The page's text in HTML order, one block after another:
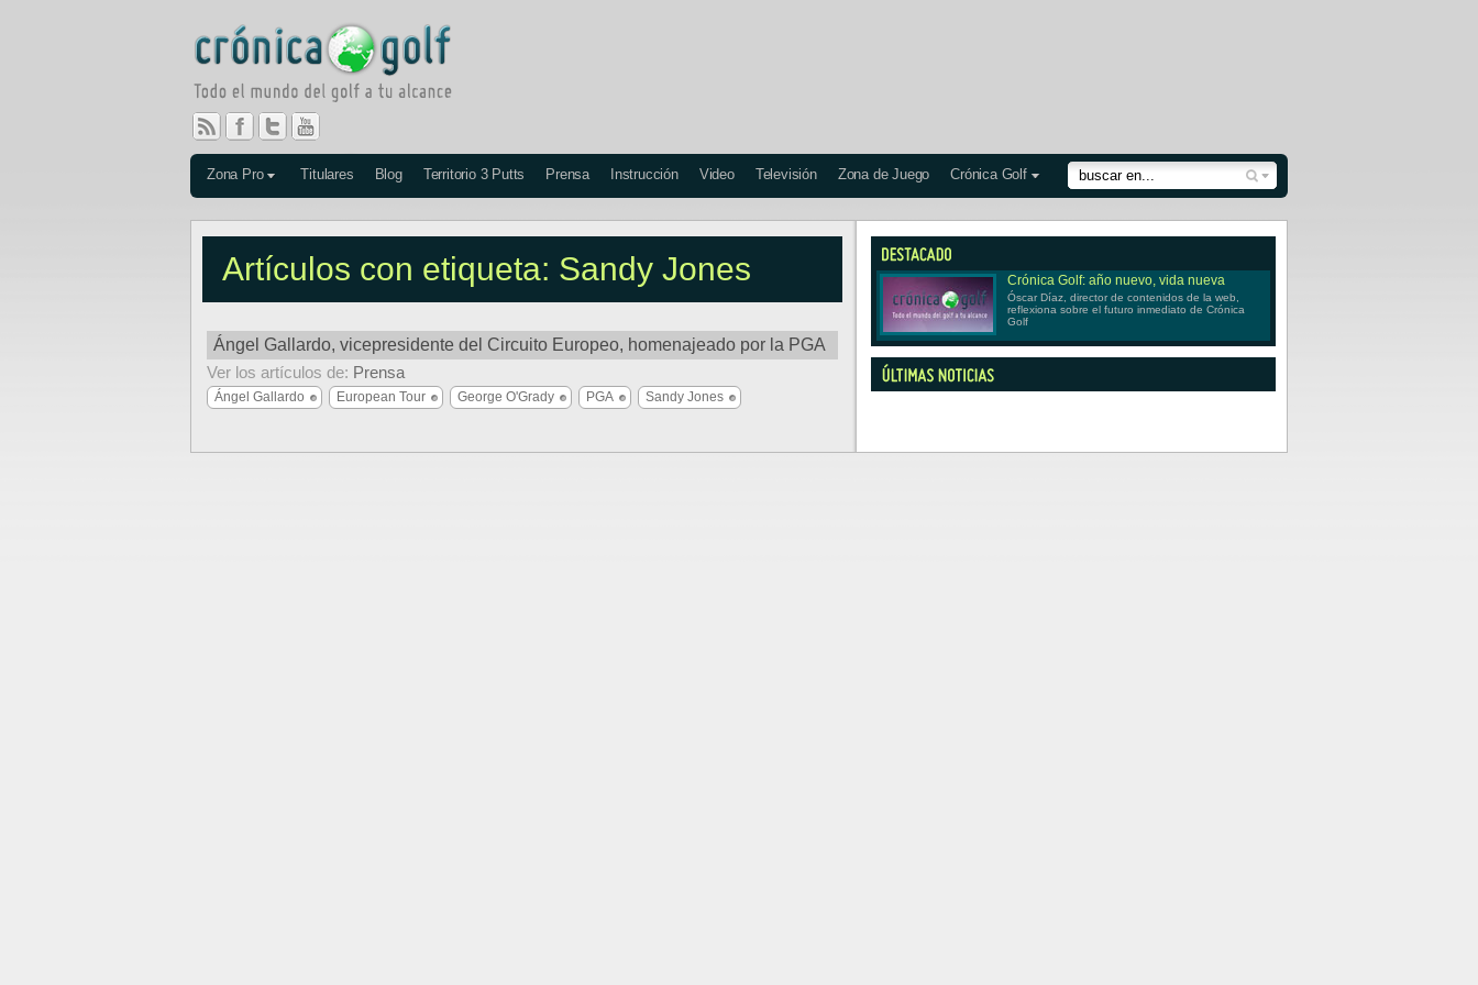
Zona Pro Titulares Blog Territorio 3 Putts Prensa Instrucción Video Televisión Zona de Juego Crónica Golf
Artículos con etiqueta: Sandy Jones
Ángel Gallardo, vicepresidente del Circuito Europeo, homenajeado por la PGA
Ver los artículos de: Prensa
Ángel Gallardo European Tour George O'Grady PGA Sandy Jones
Crónica Golf: año nuevo, vida nueva
Óscar Díaz, director de contenidos de la web,
reflexiona sobre el futuro inmediato de Crónica
Golf